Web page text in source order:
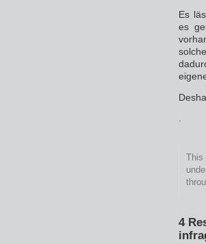
Es
es
.
This
4